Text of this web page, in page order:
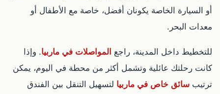
أو السيارة الخاصة يكونان أفضل، خاصة مع الأطفال أو
معدات البحر.
للتخطيط داخل المدينة، راجع المواصلات في ماربيا. وإذا
كانت رحلتك عائلية وتشمل أكثر من محطة في اليوم، يمكن
ترتيب سائق خاص في ماربيا لتسهيل التنقل بين الفندق